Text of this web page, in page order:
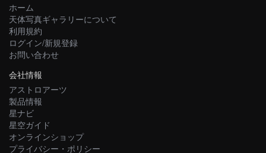
ホーム
天体写真ギャラリーについて
利用規約
ログイン/新規登録
お問い合わせ
会社情報
アストロアーツ
製品情報
星ナビ
星空ガイド
オンラインショップ
プライバシー・ポリシー